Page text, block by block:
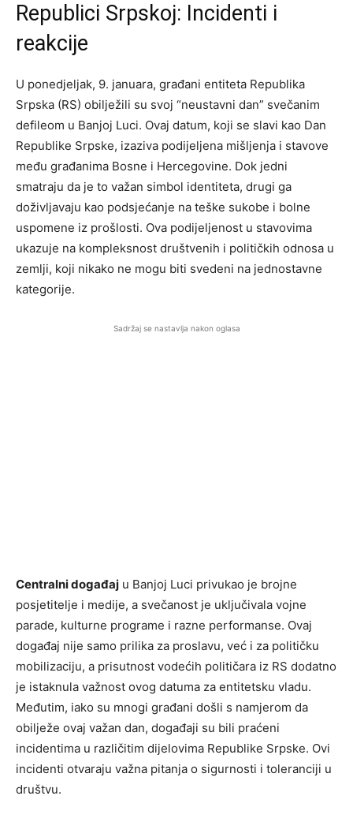
Republici Srpskoj: Incidenti i
reakcije
U ponedjeljak, 9. januara, građani entiteta Republika
Srpska (RS) obilježili su svoj “neustavni dan” svečanim
defileom u Banjoj Luci. Ovaj datum, koji se slavi kao Dan
Republike Srpske, izaziva podijeljena mišljenja i stavove
među građanima Bosne i Hercegovine. Dok jedni
smatraju da je to važan simbol identiteta, drugi ga
doživljavaju kao podsjećanje na teške sukobe i bolne
uspomene iz prošlosti. Ova podijeljenost u stavovima
ukazuje na kompleksnost društvenih i političkih odnosa u
zemlji, koji nikako ne mogu biti svedeni na jednostavne
kategorije.
Sadržaj se nastavlja nakon oglasa
Centralni događaj u Banjoj Luci privukao je brojne
posjetitelje i medije, a svečanost je uključivala vojne
parade, kulturne programe i razne performanse. Ovaj
događaj nije samo prilika za proslavu, već i za političku
mobilizaciju, a prisutnost vodećih političara iz RS dodatno
je istaknula važnost ovog datuma za entitetsku vladu.
Međutim, iako su mnogi građani došli s namjerom da
obilježe ovaj važan dan, događaji su bili praćeni
incidentima u različitim dijelovima Republike Srpske. Ovi
incidenti otvaraju važna pitanja o sigurnosti i toleranciji u
društvu.